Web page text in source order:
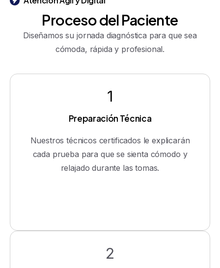
ProcesodelPaciente
Diseñamos su jornada diagnóstica para que sea
cómoda, rápida y profesional.
1
Preparación Técnica
Nuestros técnicos certificados le explicarán
cada prueba para que se sienta cómodo y
relajado durante las tomas.
2